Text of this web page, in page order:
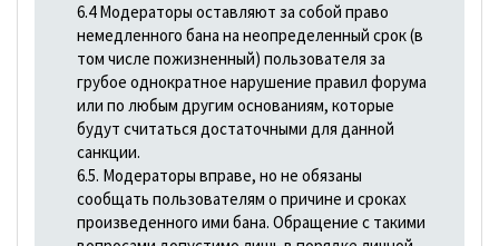
6.4 Модераторы оставляют за собой право
немедленного бана на неопределенный срок (в
том числе пожизненный) пользователя за
грубое однократное нарушение правил форума
или по любым другим основаниям, которые
будут считаться достаточными для данной
санкции.
6.5. Модераторы вправе, но не обязаны
сообщать пользователям о причине и сроках
произведенного ими бана. Обращение с такими